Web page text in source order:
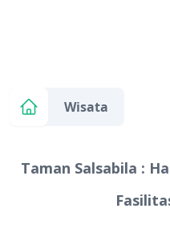
Wisata
Taman Salsabila :